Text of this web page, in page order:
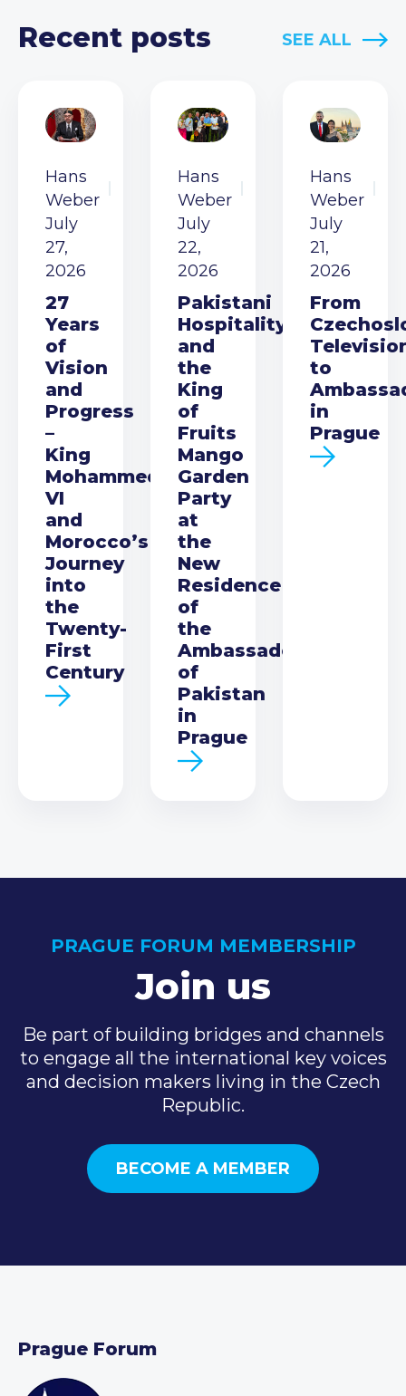
Recent posts SEE ALL
Hans
Weber
July
27,
2026
27
Years
of
Vision
and
Progress
–
King
Mohammed
VI
and
Morocco’s
Journey
into
the
Twenty-
First
Century
Hans
Weber
July
22,
2026
Pakistani
Hospitality
and
the
King
of
Fruits
Mango
Garden
Party
at
the
New
Residence
of
the
Ambassador
of
Pakistan
in
Prague
Hans
Weber
July
21,
2026
From
to
in
Prague
PRAGUE FORUM MEMBERSHIP
Join us
Be part of building bridges and channels
to engage all the international key voices
and decision makers living in the Czech
Republic.
BECOME A MEMBER
Prague Forum